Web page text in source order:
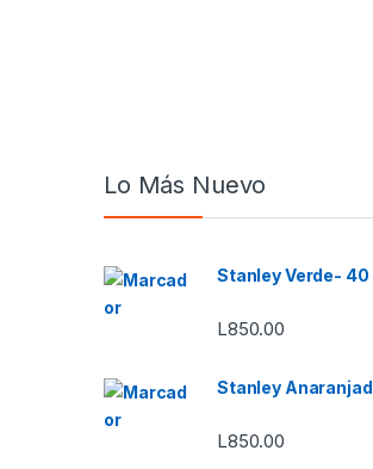
Lo Más Nuevo
Stanley Verde- 40
L850.00
Stanley
L850.00